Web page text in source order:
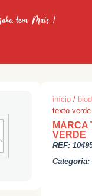
tem Mais !
início /
texto verde
MARCA
VERDE
REF:
Categoria: